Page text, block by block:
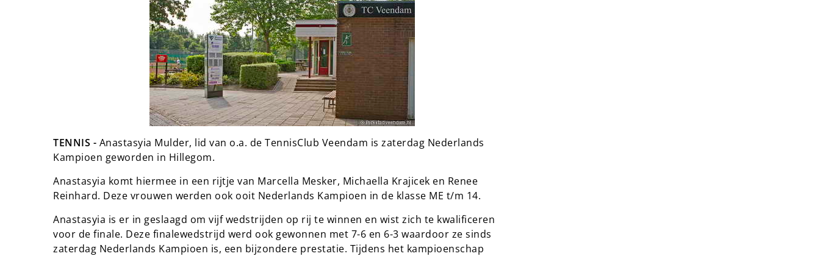
TENNIS - Anastasyia Mulder, lid van o.a. de TennisClub Veendam is zaterdag Nederlands
Kampioen geworden in Hillegom.
Anastasyia komt hiermee in een rijtje van Marcella Mesker, Michaella Krajicek en Renee
Reinhard. Deze vrouwen werden ook ooit Nederlands Kampioen in de klasse ME t/m 14.
Anastasyia is er in geslaagd om vijf wedstrijden op rij te winnen en wist zich te kwalificeren
voor de finale. Deze finalewedstrijd werd ook gewonnen met 7-6 en 6-3 waardoor ze sinds
zaterdag Nederlands Kampioen is, een bijzondere prestatie. Tijdens het kampioenschap